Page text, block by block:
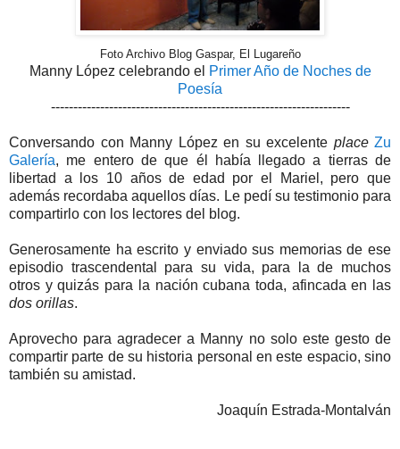
Foto Archivo Blog Gaspar, El Lugareño
Manny López celebrando el Primer Año de Noches de
Poesía
-------------------------------------------------------------------
Conversando con Manny López en su excelente place Zu
Galería, me entero de que él había llegado a tierras de
libertad a los 10 años de edad por el Mariel, pero que
además recordaba aquellos días. Le pedí su testimonio para
compartirlo con los lectores del blog.
Generosamente ha escrito y enviado sus memorias de ese
episodio trascendental para su vida, para la de muchos
otros y quizás para la nación cubana toda, afincada en las
dos orillas.
Aprovecho para agradecer a Manny no solo este gesto de
compartir parte de su historia personal en este espacio, sino
también su amistad.
Joaquín Estrada-Montalván